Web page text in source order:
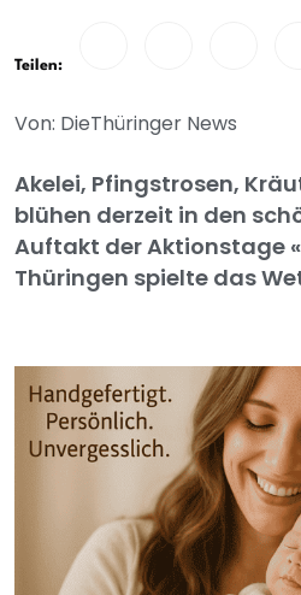
Teilen:
Von: DieThüringer News
Akelei, Pfingstrosen,
blühen derzeit in den
Auftakt der Aktionstage
Thüringen spielte das